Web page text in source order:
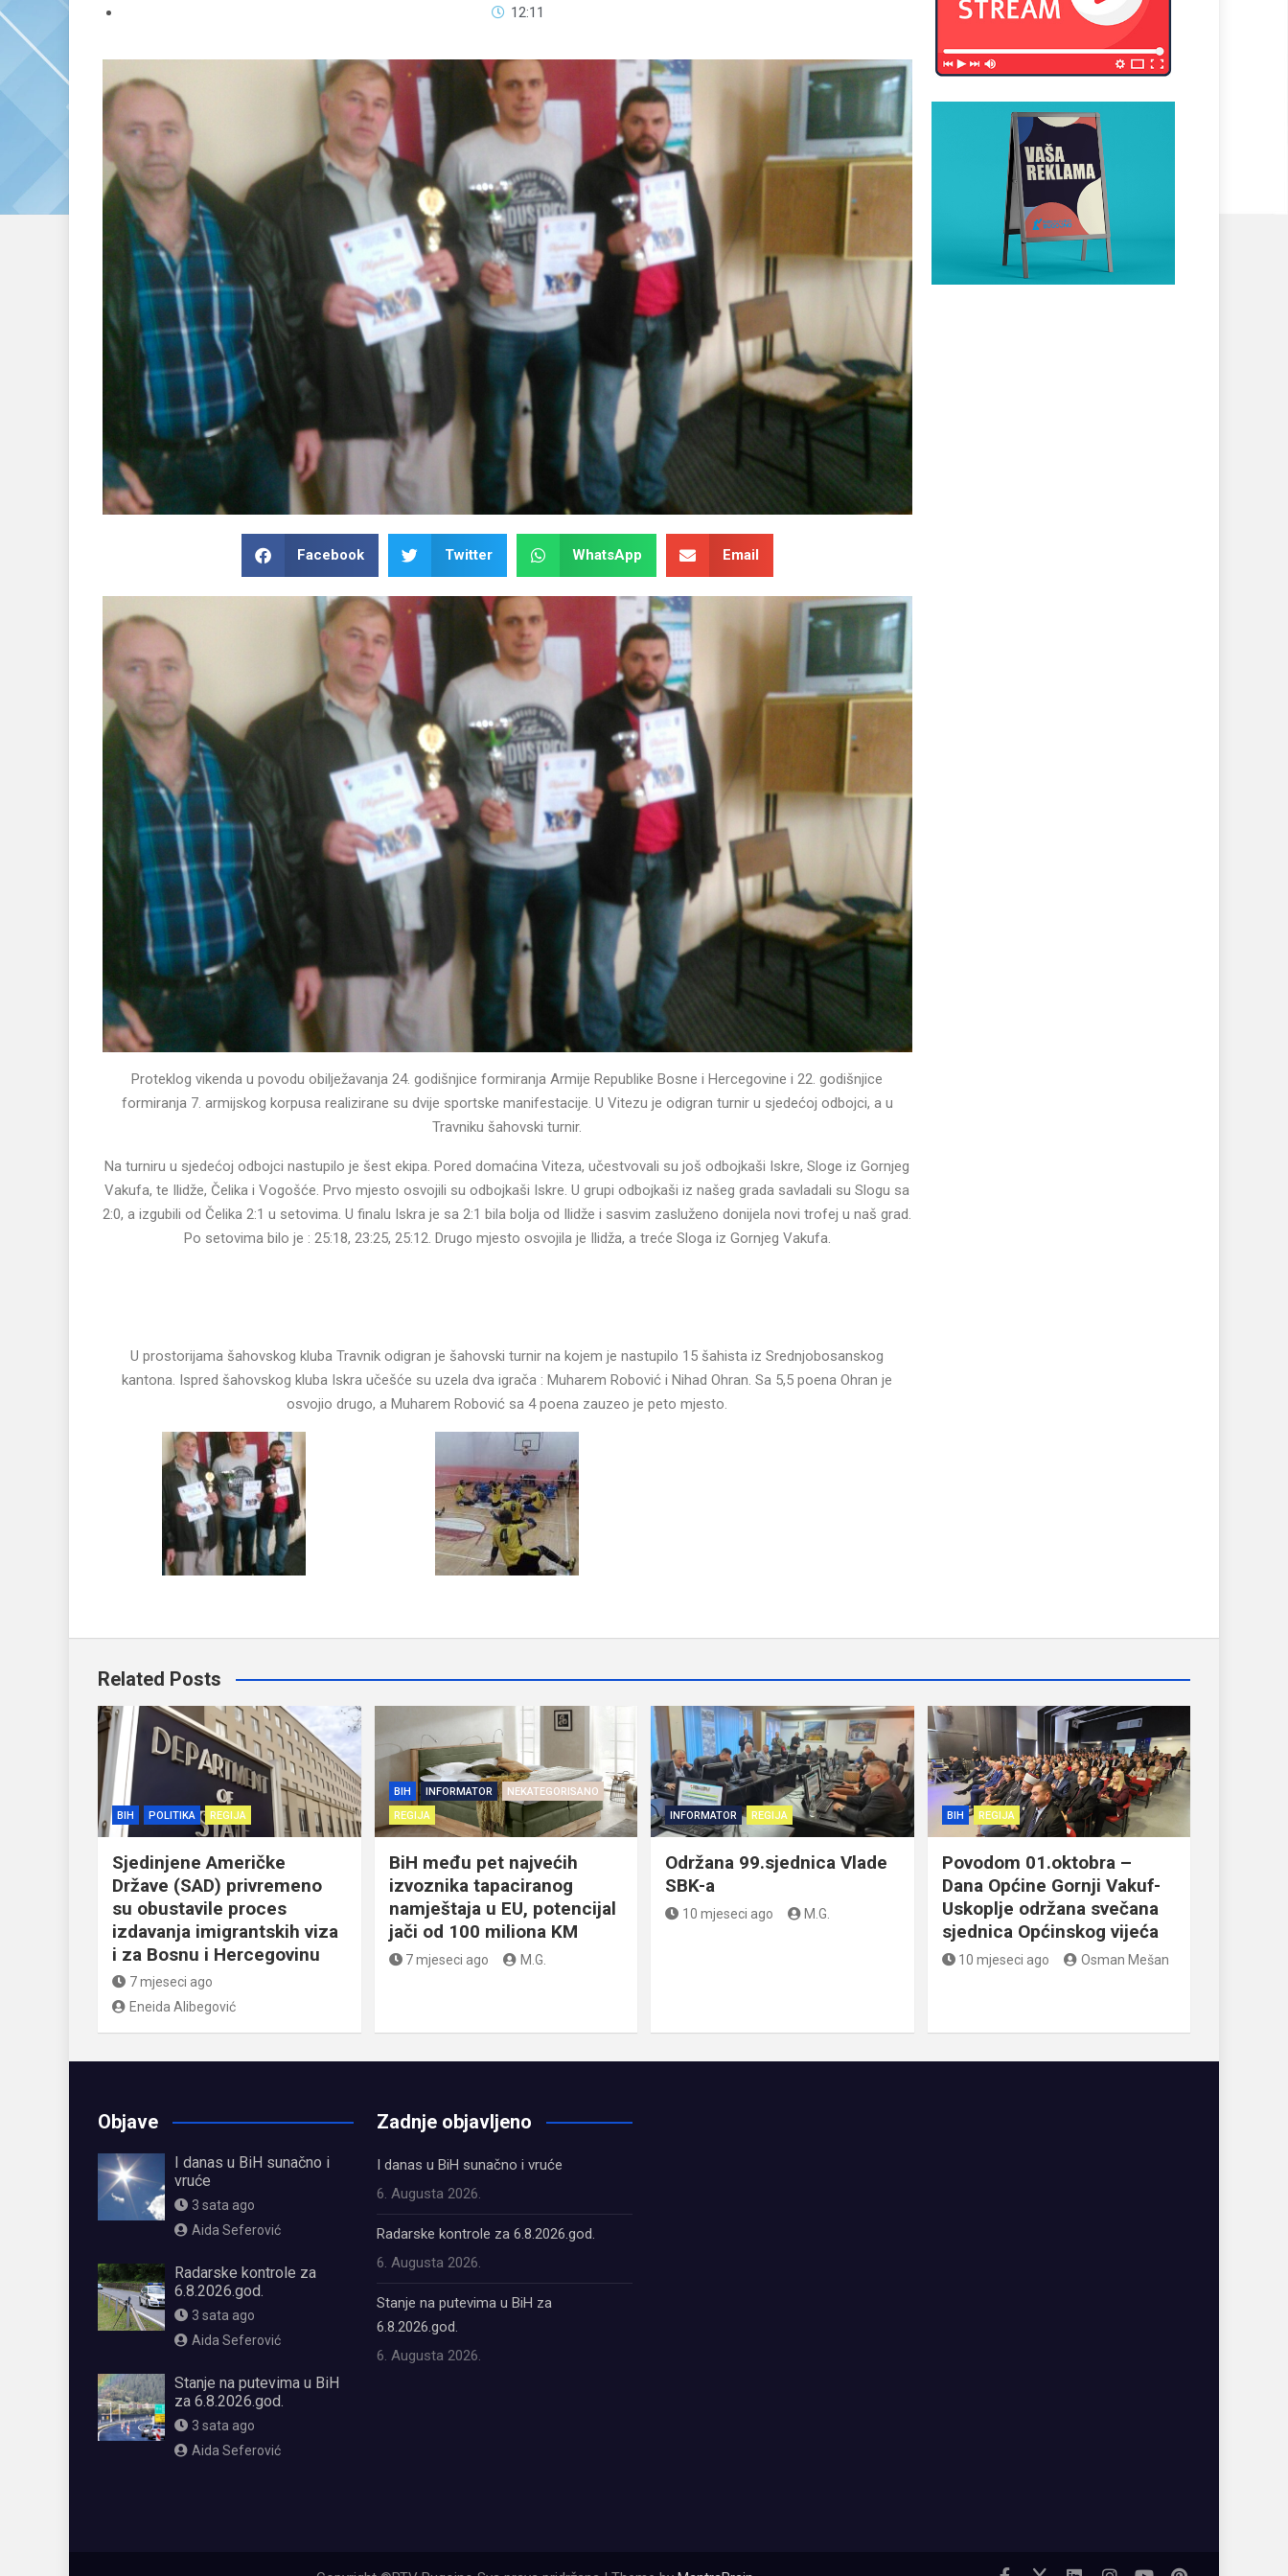
12:11
Facebook Twitter WhatsApp Email
Proteklog vikenda u povodu obilježavanja 24. godišnjice formiranja Armije Republike Bosne i Hercegovine i 22. godišnjice
formiranja 7. armijskog korpusa realizirane su dvije sportske manifestacije. U Vitezu je odigran turnir u sjedećoj odbojci, a u
Travniku šahovski turnir.
Na turniru u sjedećoj odbojci nastupilo je šest ekipa. Pored domaćina Viteza, učestvovali su još odbojkaši Iskre, Sloge iz Gornjeg
Vakufa, te Ilidže, Čelika i Vogošće. Prvo mjesto osvojili su odbojkaši Iskre. U grupi odbojkaši iz našeg grada savladali su Slogu sa
2:0, a izgubili od Čelika 2:1 u setovima. U finalu Iskra je sa 2:1 bila bolja od Ilidže i sasvim zasluženo donijela novi trofej u naš grad.
Po setovima bilo je : 25:18, 23:25, 25:12. Drugo mjesto osvojila je Ilidža, a treće Sloga iz Gornjeg Vakufa.
U prostorijama šahovskog kluba Travnik odigran je šahovski turnir na kojem je nastupilo 15 šahista iz Srednjobosanskog
kantona. Ispred šahovskog kluba Iskra učešće su uzela dva igrača : Muharem Robović i Nihad Ohran. Sa 5,5 poena Ohran je
osvojio drugo, a Muharem Robović sa 4 poena zauzeo je peto mjesto.
Related Posts
BIH POLITIKA REGIJA
Sjedinjene Američke
Države (SAD) privremeno
su obustavile proces
izdavanja imigrantskih viza
i za Bosnu i Hercegovinu
7 mjeseci ago
Eneida Alibegović
BIH INFORMATOR
NEKATEGORISANO
REGIJA
BiH među pet najvećih
izvoznika tapaciranog
namještaja u EU, potencijal
jači od 100 miliona KM
7 mjeseci ago M.G.
INFORMATOR REGIJA
Održana 99.sjednica Vlade
SBK-a
10 mjeseci ago M.G.
BIH REGIJA
Povodom 01.oktobra –
Dana Općine Gornji Vakuf-
Uskoplje održana svečana
sjednica Općinskog vijeća
10 mjeseci ago Osman Mešan
Objave
I danas u BiH sunačno i
vruće
3 sata ago
Aida Seferović
Radarske kontrole za
6.8.2026.god.
3 sata ago
Aida Seferović
Stanje na putevima u BiH
za 6.8.2026.god.
3 sata ago
Aida Seferović
Zadnje objavljeno
I danas u BiH sunačno i vruće
6. Augusta 2026.
Radarske kontrole za 6.8.2026.god.
6. Augusta 2026.
Stanje na putevima u BiH za
6.8.2026.god.
6. Augusta 2026.